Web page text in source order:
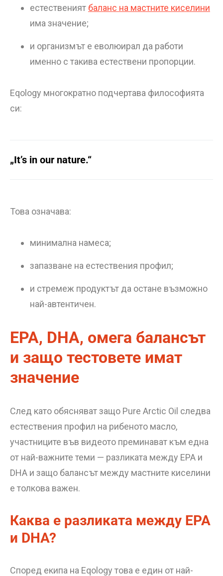
естественият баланс на мастните киселини
има значение;
и организмът е еволюирал да работи
именно с такива естествени пропорции.
Eqology многократно подчертава философията
си:
„It’s in our nature.“
Това означава:
минимална намеса;
запазване на естествения профил;
и стремеж продуктът да остане възможно
най-автентичен.
EPA, DHA, омега балансът
и защо тестовете имат
значение
След като обясняват защо Pure Arctic Oil следва
естествения профил на рибеното масло,
участниците във видеото преминават към една
от най-важните теми — разликата между EPA и
DHA и защо балансът между мастните киселини
е толкова важен.
Каква е разликата между EPA
и DHA?
Според екипа на Eqology това е един от най-